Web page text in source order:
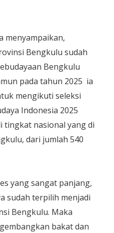
menyampaikan,
Bengkulu sudah
Bengkulu
pada tahun 2025 ia
mengikuti seleksi
Indonesia 2025
tingkat nasional yang di
dari jumlah 540
yang sangat panjang,
sudah terpilih menjadi
Bengkulu. Maka
bakat dan